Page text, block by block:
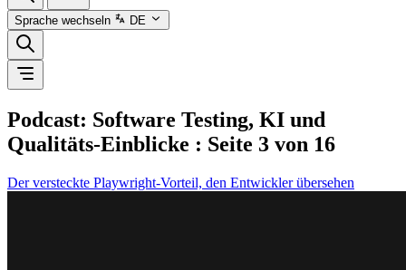
Sprache wechseln DE
Podcast: Software Testing, KI und
Qualitäts-Einblicke : Seite 3 von 16
Der versteckte Playwright-Vorteil, den Entwickler übersehen